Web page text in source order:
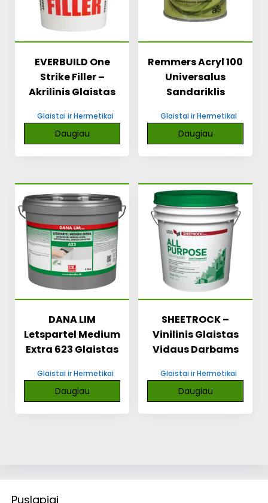
EVERBUILD One
Strike Filler –
Akrilinis Glaistas
Glaistai ir Hermetikai
Daugiau
Remmers Acryl 100
Universalus
Sandariklis
Glaistai ir Hermetikai
Daugiau
DANA LIM
Letspartel Medium
Extra 623 Glaistas
Glaistai ir Hermetikai
Daugiau
SHEETROCK –
Vinilinis Glaistas
Vidaus Darbams
Glaistai ir Hermetikai
Daugiau
Puslapiai